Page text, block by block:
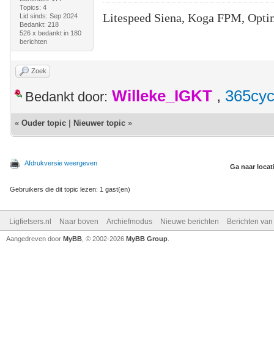
Topics: 4
Lid sinds: Sep 2024
Bedankt: 218
526 x bedankt in 180
berichten
Litespeed Siena, Koga FPM,
Zoek
Bedankt door: Willeke_IGKT ,
« Ouder topic Nieuwer topic »
Afdrukversie weergeven Ga naar
Gebruikers die dit topic lezen: 1 gast(en)
Ligfietsers.nl Naar boven Archiefmodus Nieuwe berichten Berichten
Aangedreven door MyBB , © 2002-2026 MyBB Group